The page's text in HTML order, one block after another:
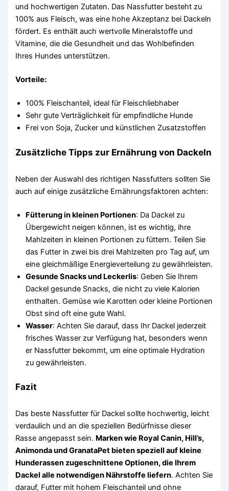
und hochwertigen Zutaten. Das Nassfutter besteht zu
100% aus Fleisch, was eine hohe Akzeptanz bei Dackeln
fördert. Es enthält auch wertvolle Mineralstoffe und
Vitamine, die die Gesundheit und das Wohlbefinden
Ihres Hundes unterstützen.
Vorteile:
100% Fleischanteil, ideal für Fleischliebhaber
Sehr gute Verträglichkeit für empfindliche Hunde
Frei von Soja, Zucker und künstlichen Zusatzstoffen
Zusätzliche Tipps zur Ernährung von Dackeln
Neben der Auswahl des richtigen Nassfutters sollten Sie
auch auf einige zusätzliche Ernährungsfaktoren achten:
Fütterung in kleinen Portionen: Da Dackel zu
Übergewicht neigen können, ist es wichtig, ihre
Mahlzeiten in kleinen Portionen zu füttern. Teilen Sie
das Futter in zwei bis drei Mahlzeiten pro Tag auf, um
eine gleichmäßige Energieverteilung zu gewährleisten.
Gesunde Snacks und Leckerlis: Geben Sie Ihrem
Dackel gesunde Snacks, die nicht zu viele Kalorien
enthalten. Gemüse wie Karotten oder kleine Portionen
Obst sind oft eine gute Wahl.
Wasser: Achten Sie darauf, dass Ihr Dackel jederzeit
frisches Wasser zur Verfügung hat, besonders wenn
er Nassfutter bekommt, um eine optimale Hydration
zu gewährleisten.
Fazit
Das beste Nassfutter für Dackel sollte hochwertig, leicht
verdaulich und an die speziellen Bedürfnisse dieser
Rasse angepasst sein. Marken wie Royal Canin, Hill’s,
Animonda und GranataPet bieten speziell auf kleine
Hunderassen zugeschnittene Optionen, die Ihrem
Dackel alle notwendigen Nährstoffe liefern. Achten Sie
darauf, Futter mit hohem Fleischanteil und ohne